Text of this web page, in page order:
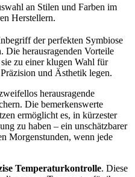
an Stilen und Farben im
Herstellern.
der perfekten Symbiose
Die herausragenden Vorteile
zu einer klugen Wahl für
und Ästhetik legen.
herausragende
Die bemerkenswerte
ermöglicht es, in kürzester
zu haben – ein unschätzbarer
Morgenstunden, wenn jede
Temperaturkontrolle. Diese